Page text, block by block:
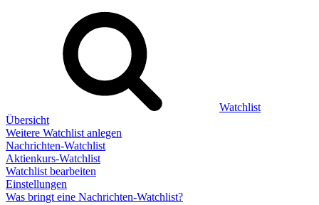
Watchlist
Übersicht
Weitere Watchlist anlegen
Nachrichten-Watchlist
Aktienkurs-Watchlist
Watchlist bearbeiten
Einstellungen
Was bringt eine Nachrichten-Watchlist?